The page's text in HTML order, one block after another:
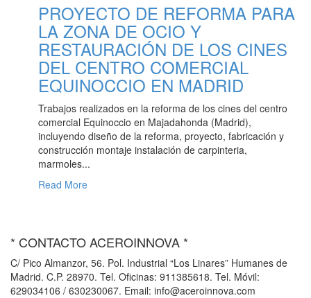
PROYECTO DE REFORMA PARA
LA ZONA DE OCIO Y
RESTAURACIÓN DE LOS CINES
DEL CENTRO COMERCIAL
EQUINOCCIO EN MADRID
Trabajos realizados en la reforma de los cines del centro
comercial Equinoccio en Majadahonda (Madrid),
incluyendo diseño de la reforma, proyecto, fabricación y
construcción montaje instalación de carpinteria,
marmoles...
Read More
* CONTACTO ACEROINNOVA *
C/ Pico Almanzor, 56. Pol. Industrial “Los Linares” Humanes de
Madrid. C.P. 28970. Tel. Oficinas: 911385618. Tel. Móvil:
629034106 / 630230067. Email: info@aceroinnova.com